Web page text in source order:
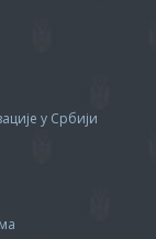
у Србији